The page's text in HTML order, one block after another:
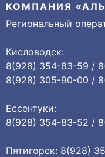
КОМПАНИЯ
Региональный
Кисловодск:
8(928) 354-83-59 /
8(928) 305-90-00 /
Ессентуки:
8(928) 354-83-52 /
Пятигорск: 8(928)